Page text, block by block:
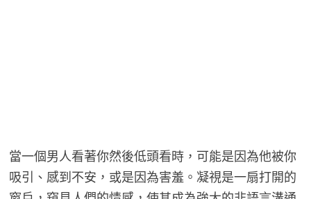
當一個男人看著你然後低頭看時，可能是因為他被你
吸引、感到不安，或是因為害羞。凝視是一扇打開的